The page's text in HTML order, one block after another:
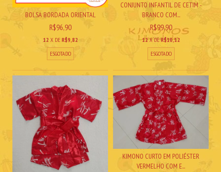
BOLSA BORDADA ORIENTAL
R$96,90
12 X DE R$9,82
ESGOTADO
CONJUNTO INFANTIL DE CETIM -
BRANCO COM...
R$99,90
12 X DER$10,12
ESGOTADO
KIMONO CURTO EM POLIÉSTER
VERMELHO COM E...